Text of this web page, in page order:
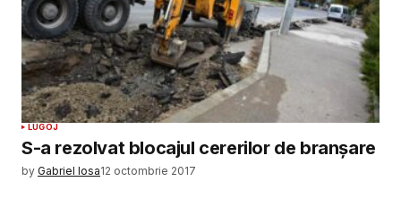
LUGOJ
S-a rezolvat blocajul cererilor de branșare
by Gabriel Iosa12 octombrie 2017